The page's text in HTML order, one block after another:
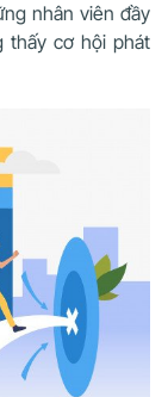
nhân viên đầy
thấy cơ hội phát